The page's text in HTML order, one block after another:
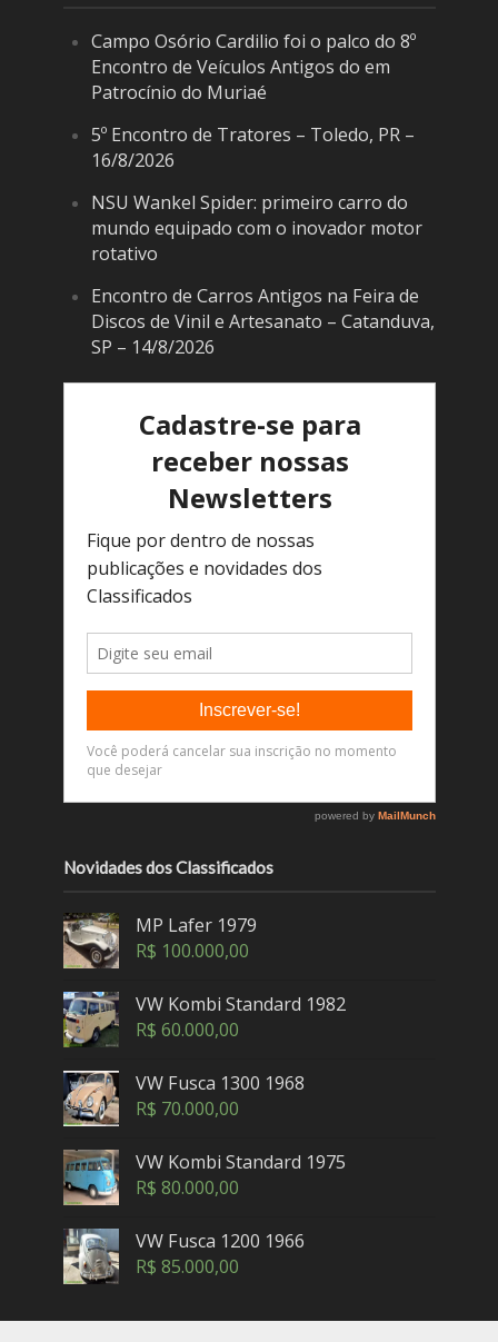
Campo Osório Cardilio foi o palco do 8º
Encontro de Veículos Antigos do em
Patrocínio do Muriaé
5º Encontro de Tratores – Toledo, PR –
16/8/2026
NSU Wankel Spider: primeiro carro do
mundo equipado com o inovador motor
rotativo
Encontro de Carros Antigos na Feira de
Discos de Vinil e Artesanato – Catanduva,
SP – 14/8/2026
Novidades dos Classificados
MP Lafer 1979
R$ 100.000,00
VW Kombi Standard 1982
R$ 60.000,00
VW Fusca 1300 1968
R$ 70.000,00
VW Kombi Standard 1975
R$ 80.000,00
VW Fusca 1200 1966
R$ 85.000,00